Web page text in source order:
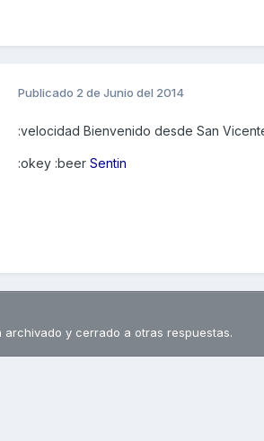
Publicado 2 de Junio del 2014
:velocidad Bienvenido desde San
:okey :beer Sentin
archivado y cerrado a otras respuestas.